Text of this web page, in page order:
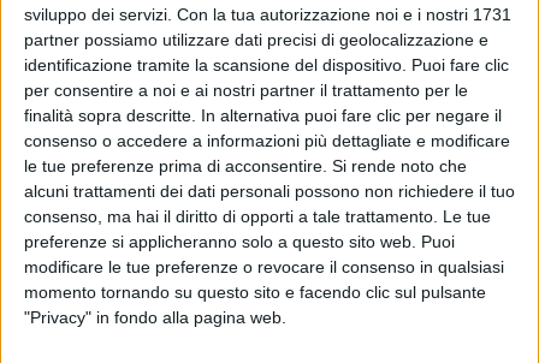
sviluppo dei servizi. Con la tua autorizzazione noi e i nostri 1731
partner possiamo utilizzare dati precisi di geolocalizzazione e
identificazione tramite la scansione del dispositivo. Puoi fare clic
per consentire a noi e ai nostri partner il trattamento per le
finalità sopra descritte. In alternativa puoi fare clic per negare il
consenso o accedere a informazioni più dettagliate e modificare
le tue preferenze prima di acconsentire. Si rende noto che
alcuni trattamenti dei dati personali possono non richiedere il tuo
consenso, ma hai il diritto di opporti a tale trattamento. Le tue
preferenze si applicheranno solo a questo sito web. Puoi
modificare le tue preferenze o revocare il consenso in qualsiasi
momento tornando su questo sito e facendo clic sul pulsante
"Privacy" in fondo alla pagina web.
30 settembre, Arena di Verona. Andrea Bocelli,
Placido Domingo e José Carreras altri nomi nel cast
diAndrea Daz